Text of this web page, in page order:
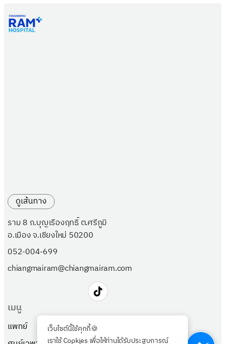
เว็บไซต์นี้ใช้คุกกี้🍪
เราใช้ Cookies เพื่อให้ท่านได้รับประสบการณ์
เมนู
แพทย์
ดูเส้นทาง
ราม 8 ถ.บุญเรืองฤทธิ์ ต.ศรีภูมิ
อ.เมือง จ.เชียงใหม่ 50200
052-004-699
chiangmairam@chiangmairam.com